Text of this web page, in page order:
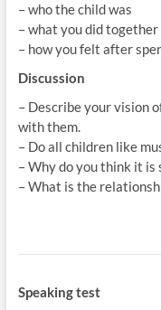
– who the child was
– what you did together
– how you felt after
Discussion
– Describe your vision
with them.
– Do all children like
– Why do you think it is
– What is the
Speaking test